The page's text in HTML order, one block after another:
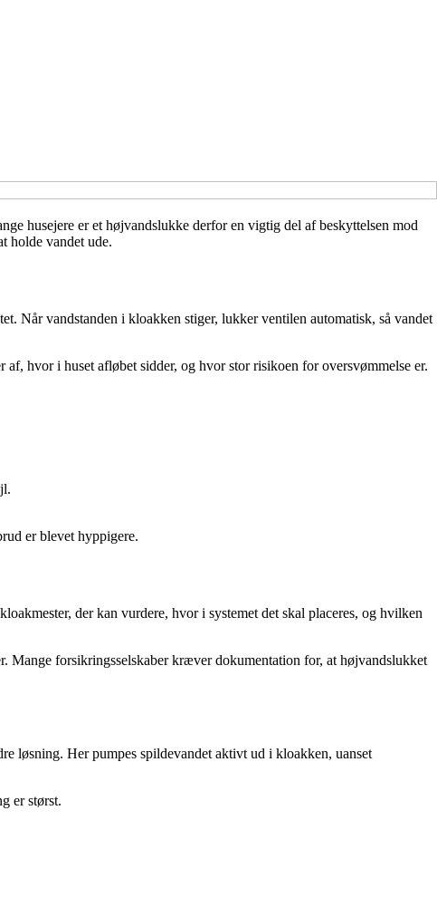
husejere er et højvandslukke derfor en vigtig del af beskyttelsen mod
holde vandet ude.
Når vandstanden i kloakken stiger, lukker ventilen automatisk, så vandet
hvor i huset afløbet sidder, og hvor stor risikoen for oversvømmelse er.
er blevet hyppigere.
der kan vurdere, hvor i systemet det skal placeres, og hvilken
Mange forsikringsselskaber kræver dokumentation for, at højvandslukket
løsning. Her pumpes spildevandet aktivt ud i kloakken, uanset
er størst.